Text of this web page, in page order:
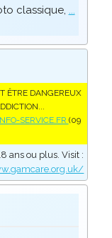
classique, ...
ÊTRE DANGEREUX
SERVICE.FR (09
ans ou plus. Visit :